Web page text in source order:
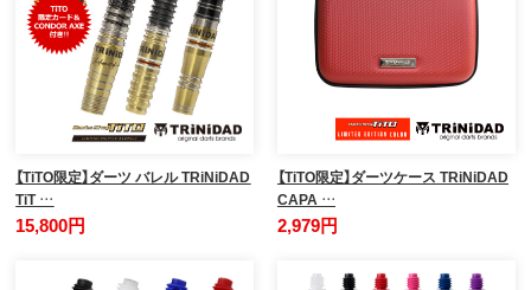
【TiTO限定】ダーツ バレル TRiNiDAD
TiT …
15,800円
【TiTO限定】ダーツケース TRiNiDAD
CAPA …
2,979円